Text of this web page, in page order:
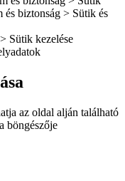
biztonság > Sütik és
Sütik kezelése
az oldal alján található
böngészője